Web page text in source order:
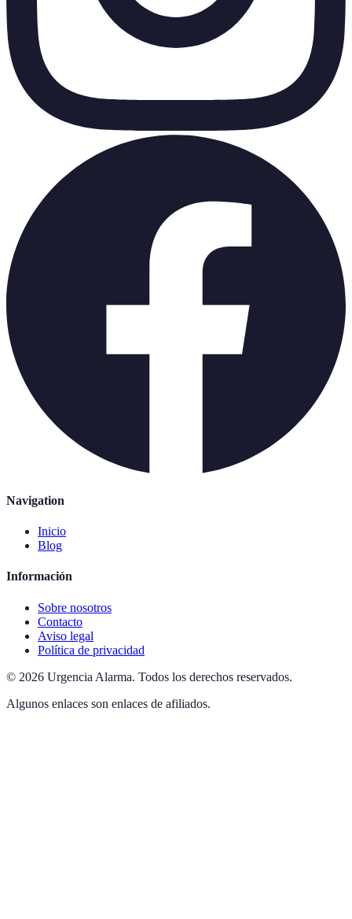
Navigation
Inicio
Blog
Información
Sobre nosotros
Contacto
Aviso legal
Política de privacidad
© 2026 Urgencia Alarma. Todos los derechos reservados.
Algunos enlaces son enlaces de afiliados.